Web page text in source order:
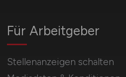
Für Arbeitgeber
Stellenanzeigen schalten